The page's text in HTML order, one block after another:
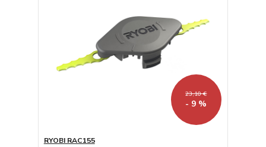
23,10 €
- 9 %
RYOBI RAC155